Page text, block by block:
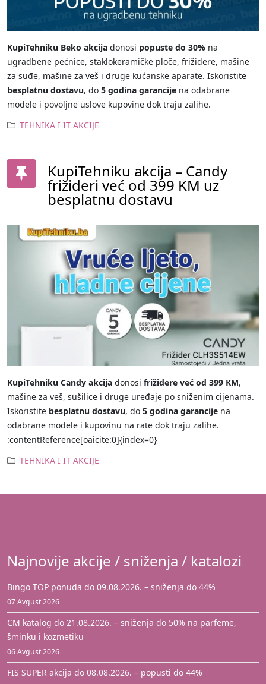
KupiTehniku Beko akcija donosi popuste do 30% na
ugradbene pećnice, staklokeramičke ploče, frižidere, mašine
za suđe, mašine za veš i druge kućanske aparate. Iskoristite
besplatnu dostavu, do 5 godina garancije na odabrane
modele i povoljne uslove kupovine dok traju zalihe.
TEHNIKA I IT AKCIJE
KupiTehniku akcija – Candy
frižideri već od 399 KM uz
besplatnu dostavu
KupiTehniku Candy akcija donosi frižidere već od 399 KM,
mašine za veš, sušilice i druge uređaje po sniženim cijenama.
Iskoristite besplatnu dostavu, do 5 godina garancije na
odabrane modele i kupovinu na rate dok traju zalihe.
:contentReference[oaicite:0]{index=0}
TEHNIKA I IT AKCIJE
Najnovije akcije / sniženja / katalozi
Bingo TOP ponuda do 09.08.2026. – sniženja do 44%
07 Avgust 2026
CM katalog do 21.08.2026. – sniženja do 50% na parfeme,
šminku i kozmetiku
06 Avgust 2026
FIS SUPER akcija do 08.08.2026. – popusti do 44%